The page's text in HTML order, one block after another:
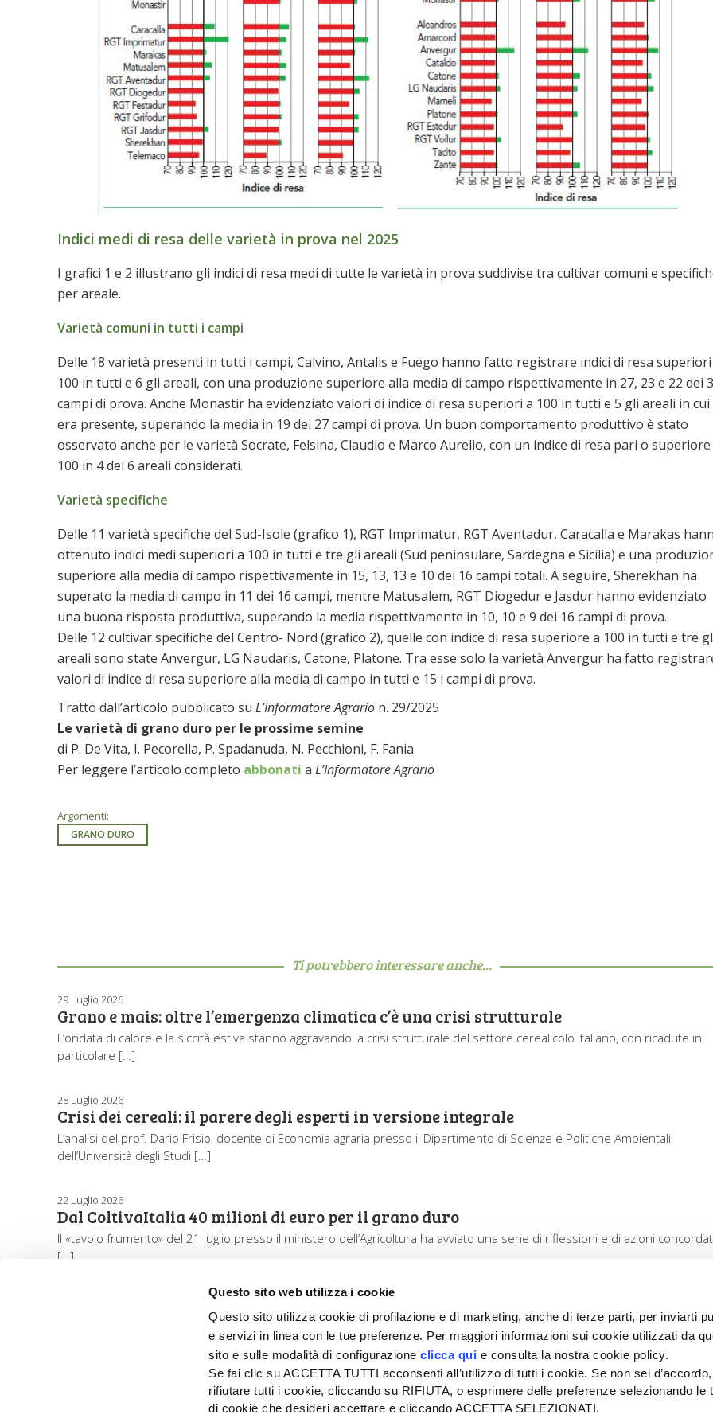
Questo sito web utilizza i cookie
Questo sito utilizza cookie di profilazione e di marketing, anche di terze parti, per inviarti
e servizi in linea con le tue preferenze. Per maggiori informazioni sui cookie utilizzati da
sito e sulle modalità di configurazioneclicca qui e consulta la nostra cookie policy.
Se fai clic su ACCETTA TUTTI acconsenti all’utilizzo di tutti i cookie. Se non sei
rifiutare tutti i cookie, cliccando su RIFIUTA, o esprimere delle preferenze selezionando le
di cookie che desideri accettare e cliccando ACCETTA SELEZIONATI.
Indici medi di resa delle varietà in prova nel 2025
I grafici 1 e 2 illustrano gli indici di resa medi di tutte le varietà in prova suddivise tra cultivar comuni e
per areale.
Varietà comuni in tutti i campi
Delle 18 varietà presenti in tutti i campi, Calvino, Antalis e Fuego hanno fatto registrare indici di resa
100 in tutti e 6 gli areali, con una produzione superiore alla media di campo rispettivamente in 27, 23 e 22 dei
campi di prova. Anche Monastir ha evidenziato valori di indice di resa superiori a 100 in tutti e 5 gli areali in cui
era presente, superando la media in 19 dei 27 campi di prova. Un buon comportamento produttivo è stato
osservato anche per le varietà Socrate, Felsina, Claudio e Marco Aurelio, con un indice di resa pari o superiore
100 in 4 dei 6 areali considerati.
Varietà specifiche
Delle 11 varietà specifiche del Sud-Isole (grafico 1), RGT Imprimatur, RGT Aventadur, Caracalla e Marakas
ottenuto indici medi superiori a 100 in tutti e tre gli areali (Sud peninsulare, Sardegna e Sicilia) e una
superiore alla media di campo rispettivamente in 15, 13, 13 e 10 dei 16 campi totali. A seguire, Sherekhan ha
superato la media di campo in 11 dei 16 campi, mentre Matusalem, RGT Diogedur e Jasdur hanno evidenziato
una buona risposta produttiva, superando la media rispettivamente in 10, 10 e 9 dei 16 campi di prova.
Delle 12 cultivar specifiche del Centro- Nord (grafico 2), quelle con indice di resa superiore a 100 in tutti e tre
areali sono state Anvergur, LG Naudaris, Catone, Platone. Tra esse solo la varietà Anvergur ha fatto
valori di indice di resa superiore alla media di campo in tutti e 15 i campi di prova.
Tratto dall’articolo pubblicato su L’Informatore Agrario n. 29/2025
Le varietà di grano duro per le prossime semine
di P. De Vita, I. Pecorella, P. Spadanuda, N. Pecchioni, F. Fania
Per leggere l’articolo completo abbonati a L’Informatore Agrario
Argomenti:
GRANO DURO
Ti potrebbero interessare anche...
29 Luglio 2026
Grano e mais: oltre l’emergenza climatica c’è una crisi strutturale
L’ondata di calore e la siccità estiva stanno aggravando la crisi strutturale del settore cerealicolo italiano, con ricadute in
particolare […]
28 Luglio 2026
Crisi dei cereali: il parere degli esperti in versione integrale
L’analisi del prof. Dario Frisio, docente di Economia agraria presso il Dipartimento di Scienze e Politiche Ambientali
dell’Università degli Studi […]
22 Luglio 2026
Dal ColtivaItalia 40 milioni di euro per il grano duro
Il «tavolo frumento» del 21 luglio presso il ministero dell’Agricoltura ha avviato una serie di riflessioni e di azioni
[…]
EDIZIONI L'INFORMATORE AGRARIO Srl
SEDE
Tel + 39.045.8057511
info@informatoreagrario.it
PUBBLICITÀ
Tel +